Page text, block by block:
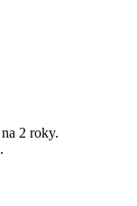
2 roky.